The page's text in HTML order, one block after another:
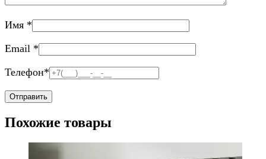
Имя *
Email *
Телефон*
Похожие товары